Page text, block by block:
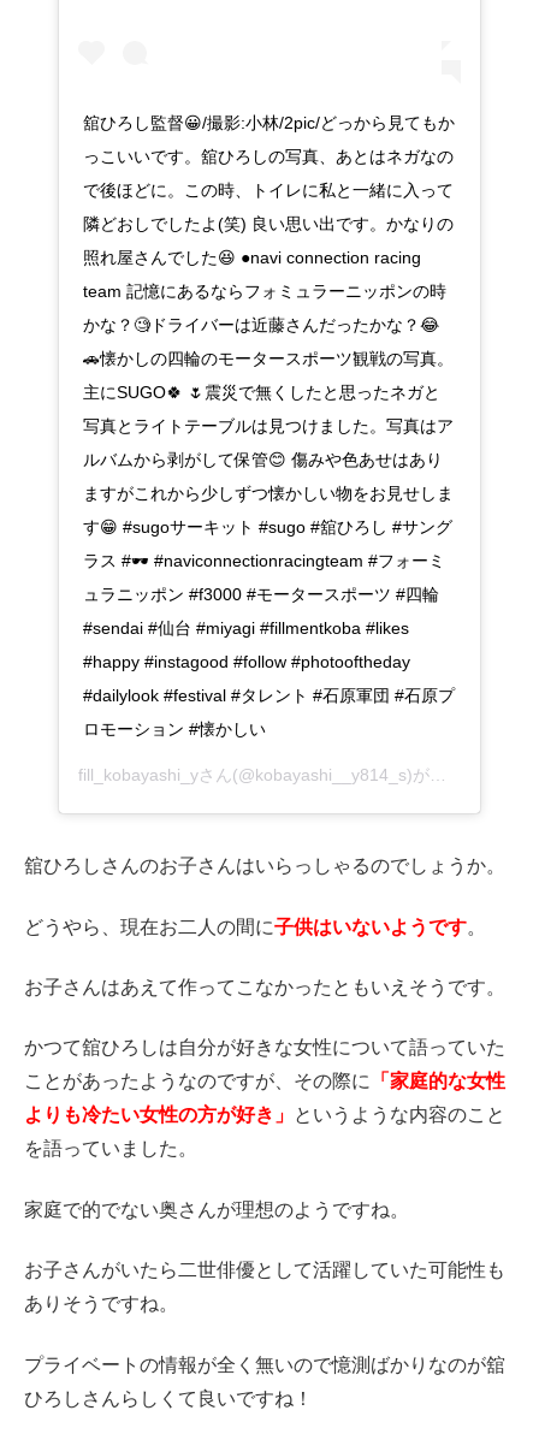
舘ひろし監督😀/撮影:小林/2pic/どっから見てもか
っこいいです。舘ひろしの写真、あとはネガなの
で後ほどに。この時、トイレに私と一緒に入って
隣どおしでしたよ(笑) 良い思い出です。かなりの
照れ屋さんでした😆 ●navi connection racing
team 記憶にあるならフォミュラーニッポンの時
かな？🧐ドライバーは近藤さんだったかな？😂
🚗懐かしの四輪のモータースポーツ観戦の写真。
主にSUGO🍀 🌷震災で無くしたと思ったネガと
写真とライトテーブルは見つけました。写真はア
ルバムから剥がして保管😊 傷みや色あせはあり
ますがこれから少しずつ懐かしい物をお見せしま
す😁 #sugoサーキット #sugo #舘ひろし #サング
ラス #🕶 #naviconnectionracingteam #フォーミ
ュラニッポン #f3000 #モータースポーツ #四輪
#sendai #仙台 #miyagi #fillmentkoba #likes
#happy #instagood #follow #photooftheday
#dailylook #festival #タレント #石原軍団 #石原プ
ロモーション #懐かしい
fill_kobayashi_yさん(@kobayashi__y814_s)がシェアした投稿 –
舘ひろしさんのお子さんはいらっしゃるのでしょうか。
どうやら、現在お二人の間に子供はいないようです。
お子さんはあえて作ってこなかったともいえそうです。
かつて舘ひろしは自分が好きな女性について語っていた
ことがあったようなのですが、その際に 「家庭的な女性
よりも冷たい女性の方が好き」 というような内容のこと
を語っていました。
家庭で的でない奥さんが理想のようですね。
お子さんがいたら二世俳優として活躍していた可能性も
ありそうですね。
プライベートの情報が全く無いので憶測ばかりなのが舘
ひろしさんらしくて良いですね！